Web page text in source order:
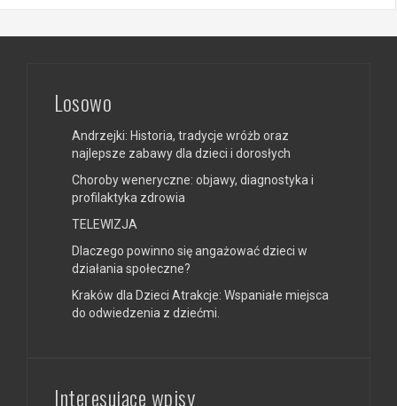
Losowo
Andrzejki: Historia, tradycje wróżb oraz
najlepsze zabawy dla dzieci i dorosłych
Choroby weneryczne: objawy, diagnostyka i
profilaktyka zdrowia
TELEWIZJA
Dlaczego powinno się angażować dzieci w
działania społeczne?
Kraków dla Dzieci Atrakcje: Wspaniałe miejsca
do odwiedzenia z dziećmi.
Interesujące wpisy